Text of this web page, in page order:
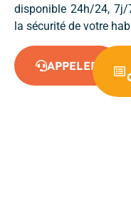
disponible 24h/24, 7j/
la sécurité de votre
APPELER